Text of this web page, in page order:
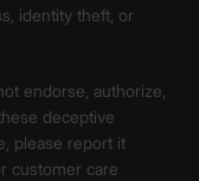
identity theft, or
endorse, authorize,
deceptive
please report it
customer care